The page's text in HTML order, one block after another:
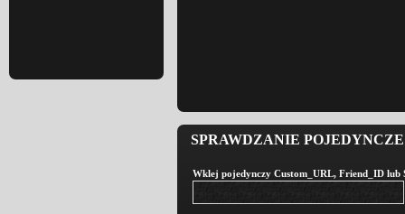
SPRAWDZANIE
Wklej pojedynczy Custom_URL, Friend_ID lub